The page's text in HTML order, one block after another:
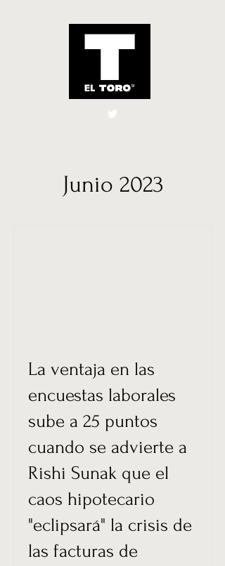
El Toro España
Junio 2023
La ventaja en las
encuestas laborales
sube a 25 puntos
cuando se advierte a
Rishi Sunak que el
caos hipotecario
"eclipsará" la crisis de
las facturas de